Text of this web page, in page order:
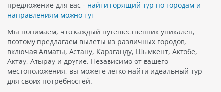
предложение для вас - найти горящий тур по городам и
направлениям можно тут
Мы понимаем, что каждый путешественник уникален,
поэтому предлагаем вылеты из различных городов,
включая Алматы, Астану, Караганду, Шымкент, Актобе,
Актау, Атырау и другие. Независимо от вашего
местоположения, вы можете легко найти идеальный тур
для своих потребностей.